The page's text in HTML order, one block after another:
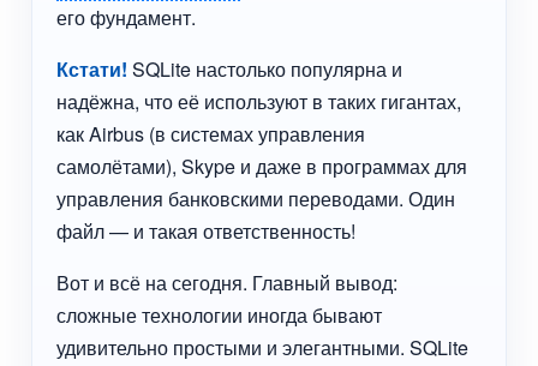
его фундамент.
Кстати! SQLite настолько популярна и
надёжна, что её используют в таких гигантах,
как Airbus (в системах управления
самолётами), Skype и даже в программах для
управления банковскими переводами. Один
файл — и такая ответственность!
Вот и всё на сегодня. Главный вывод:
сложные технологии иногда бывают
удивительно простыми и элегантными. SQLite